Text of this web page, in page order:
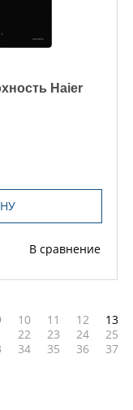
Haier
В сравнение
10 11 12
13
22 23 24
25
34 35 36
37